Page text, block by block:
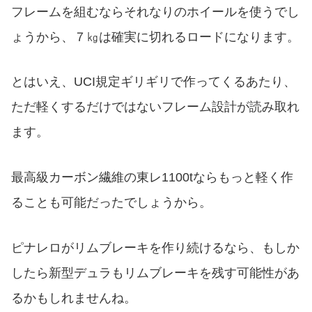
フレームを組むならそれなりのホイールを使うでし
ょうから、７㎏は確実に切れるロードになります。
とはいえ、UCI規定ギリギリで作ってくるあたり、
ただ軽くするだけではないフレーム設計が読み取れ
ます。
最高級カーボン繊維の東レ1100tならもっと軽く作
ることも可能だったでしょうから。
ピナレロがリムブレーキを作り続けるなら、もしか
したら新型デュラもリムブレーキを残す可能性があ
るかもしれませんね。